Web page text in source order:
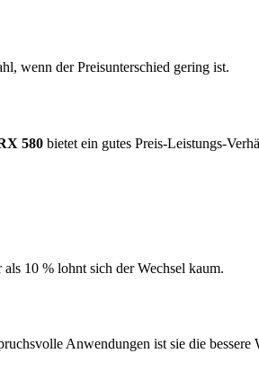
wenn der Preisunterschied gering ist.
580 bietet ein gutes Preis-Leistungs-
10 % lohnt sich der Wechsel kaum.
Anwendungen ist sie die bessere